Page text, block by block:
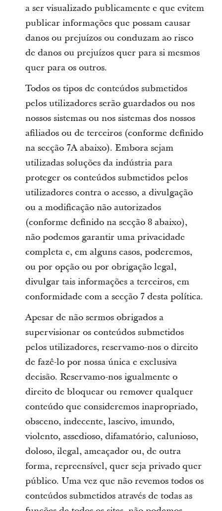
a ser visualizado publicamente e que evitem
publicar informações que possam causar
danos ou prejuízos ou conduzam ao risco
de danos ou prejuízos quer para si mesmos
quer para os outros.
Todos os tipos de conteúdos submetidos
pelos utilizadores serão guardados ou nos
nossos sistemas ou nos sistemas dos nossos
afiliados ou de terceiros (conforme definido
na secção 7A abaixo). Embora sejam
utilizadas soluções da indústria para
proteger os conteúdos submetidos pelos
utilizadores contra o acesso, a divulgação
ou a modificação não autorizados
(conforme definido na secção 8 abaixo),
não podemos garantir uma privacidade
completa e, em alguns casos, poderemos,
ou por opção ou por obrigação legal,
divulgar tais informações a terceiros, em
conformidade com a secção 7 desta política.
Apesar de não sermos obrigados a
supervisionar os conteúdos submetidos
pelos utilizadores, reservamo-nos o direito
de fazê-lo por nossa única e exclusiva
decisão. Reservamo-nos igualmente o
direito de bloquear ou remover qualquer
conteúdo que consideremos inapropriado,
obsceno, indecente, lascivo, imundo,
violento, assedioso, difamatório, calunioso,
doloso, ilegal, ameaçador ou, de outra
forma, repreensível, quer seja privado quer
público. Uma vez que não revemos todos os
conteúdos submetidos através de todas as